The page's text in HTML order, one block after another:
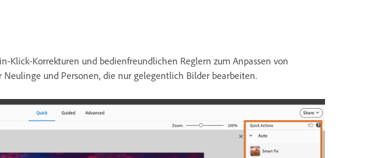
Klick-Korrekturen und bedienfreundlichen Reglern zum Anpassen von
und Personen, die nur gelegentlich Bilder bearbeiten.